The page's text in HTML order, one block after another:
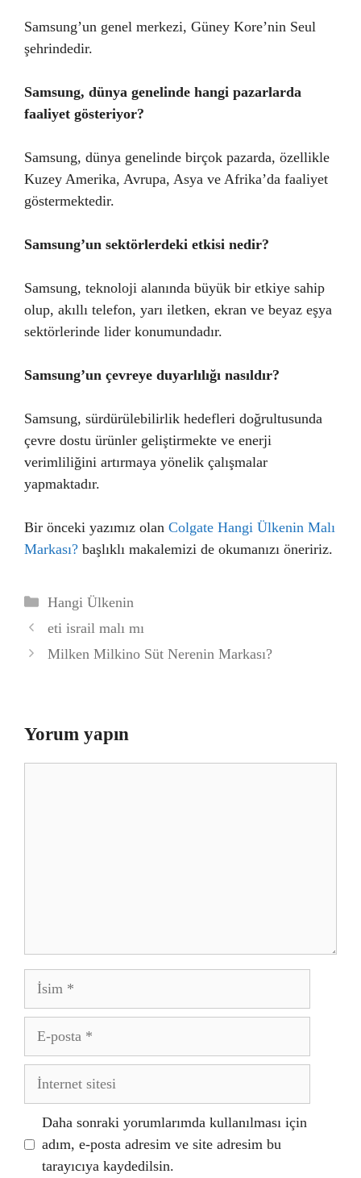
Samsung’un genel merkezi, Güney Kore’nin Seul
şehrindedir.
Samsung, dünya genelinde hangi pazarlarda
faaliyet gösteriyor?
Samsung, dünya genelinde birçok pazarda, özellikle
Kuzey Amerika, Avrupa, Asya ve Afrika’da faaliyet
göstermektedir.
Samsung’un sektörlerdeki etkisi nedir?
Samsung, teknoloji alanında büyük bir etkiye sahip
olup, akıllı telefon, yarı iletken, ekran ve beyaz eşya
sektörlerinde lider konumundadır.
Samsung’un çevreye duyarlılığı nasıldır?
Samsung, sürdürülebilirlik hedefleri doğrultusunda
çevre dostu ürünler geliştirmekte ve enerji
verimliliğini artırmaya yönelik çalışmalar
yapmaktadır.
Bir önceki yazımız olan Colgate Hangi Ülkenin Malı
Markası? başlıklı makalemizi de okumanızı öneririz.
Kategoriler
Hangi Ülkenin
eti israil malı mı
Milken Milkino Süt Nerenin Markası?
Yorum yapın
İsim
posta
İnternet
Daha sonraki yorumlarımda kullanılması için
adım, e-posta adresim ve site adresim bu
tarayıcıya kaydedilsin.